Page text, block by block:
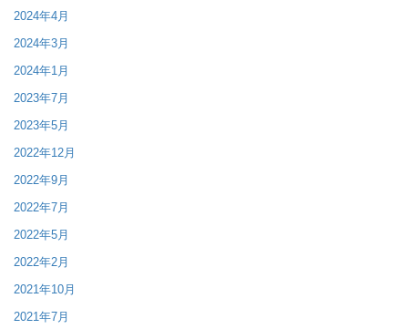
2024年4月
2024年3月
2024年1月
2023年7月
2023年5月
2022年12月
2022年9月
2022年7月
2022年5月
2022年2月
2021年10月
2021年7月